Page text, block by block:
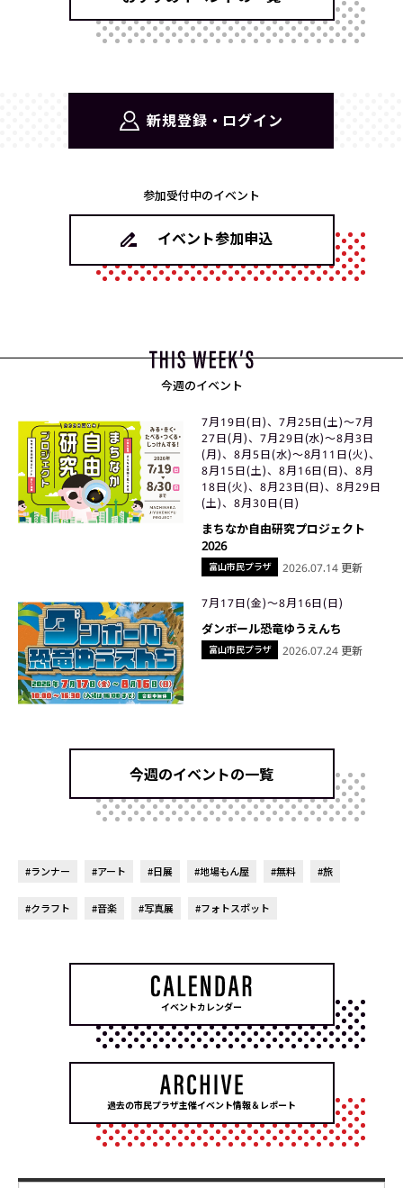
新規登録・ログイン
参加受付中のイベント
イベント参加申込
今週のイベント
富山市民プラザ
7月19日(日)、7月25日(土)〜7月
27日(月)、7月29日(水)〜8月3日
(月)、8月5日(水)〜8月11日(火)、
8月15日(土)、8月16日(日)、8月
18日(火)、8月23日(日)、8月29日
(土)、8月30日(日)
まちなか自由研究プロジェクト
2026
2026.07.14 更新
富山市民プラザ
7月17日(金)〜8月16日(日)
ダンボール恐竜ゆうえんち
2026.07.24 更新
今週のイベントの一覧
#ランナー #アート #日展 #地場もん屋 #無料 #旅
#クラフト #音楽 #写真展 #フォトスポット
イベントカレンダー
過去の市民プラザ主催イベント情報＆レポート